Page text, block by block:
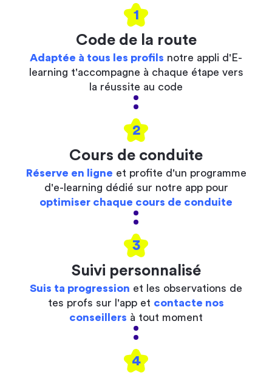
1
Code de la route
Adaptée à tous les profils notre appli d'E-
learning t'accompagne à chaque étape vers
la réussite au code
2
Cours de conduite
Réserve en ligne et profite d'un programme
d'e-learning dédié sur notre app pour
optimiser chaque cours de conduite
3
Suivi personnalisé
Suis ta progression et les observations de
tes profs sur l'app et contacte nos
conseillers à tout moment
4